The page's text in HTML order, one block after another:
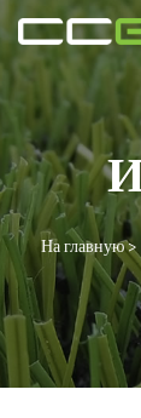
На главную>